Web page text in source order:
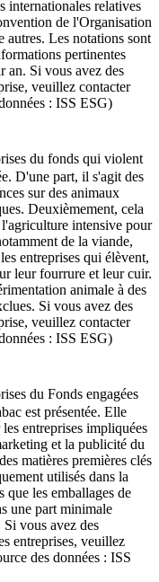
internationales relatives
de l'Organisation
Les notations sont
pertinentes
an. Si vous avez des
veuillez contacter
: ISS ESG)
du fonds qui violent
D'une part, il s'agit des
sur des animaux
Deuxièmement, cela
intensive pour
de la viande,
entreprises qui élèvent,
leur fourrure et leur cuir.
animale à des
Si vous avez des
veuillez contacter
: ISS ESG)
du Fonds engagées
est présentée. Elle
entreprises impliquées
et la publicité du
matières premières clés
utilisés dans la
que les emballages de
une part minimale
Si vous avez des
entreprises, veuillez
des données : ISS